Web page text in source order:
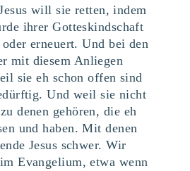
will sie retten, indem
ihrer Gotteskindschaft
erneuert. Und bei den
mit diesem Anliegen
sie eh schon offen sind
Und weil sie nicht
denen gehören, die eh
und haben. Mit denen
Jesus schwer. Wir
Evangelium, etwa wenn